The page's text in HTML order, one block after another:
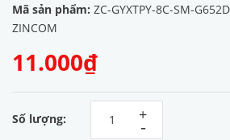
Mã sản phẩm: ZC-GYXTPY-8C-SM-G652D
ZINCOM
11.000₫
Số lượng: -
+